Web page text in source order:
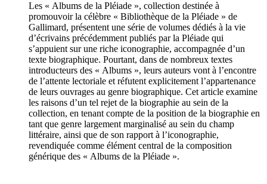
Les « Albums de la Pléiade », collection destinée à
promouvoir la célèbre « Bibliothèque de la Pléiade » de
Gallimard, présentent une série de volumes dédiés à la vie
d’écrivains précédemment publiés par la Pléiade qui
s’appuient sur une riche iconographie, accompagnée d’un
texte biographique. Pourtant, dans de nombreux textes
introducteurs des « Albums », leurs auteurs vont à l’encontre
de l’attente lectoriale et réfutent explicitement l’appartenance
de leurs ouvrages au genre biographique. Cet article examine
les raisons d’un tel rejet de la biographie au sein de la
collection, en tenant compte de la position de la biographie en
tant que genre largement marginalisé au sein du champ
littéraire, ainsi que de son rapport à l’iconographie,
revendiquée comme élément central de la composition
générique des « Albums de la Pléiade ».